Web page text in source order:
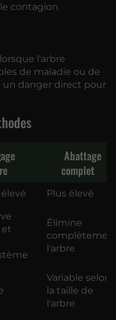
contagion.
l'arbre
de maladie ou de
un danger direct pour
Abattage
complet
Plus élevé
et
Élimine
l'arbre
Variable selon
la taille de
l'arbre